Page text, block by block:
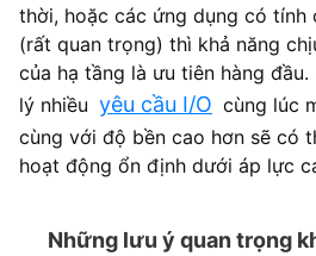
thời, hoặc các ứng dụng có tính
(rất quan trọng) thì khả năng
của hạ tầng là ưu tiên hàng
lý nhiều yêu cầu I/O cùng lúc
cùng với độ bền cao hơn sẽ có
hoạt động ổn định dưới áp lực
Những lưu ý quan trọng